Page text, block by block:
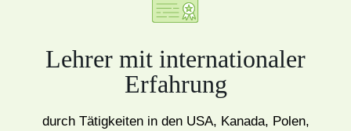
Lehrer mit internationaler
Erfahrung
durch Tätigkeiten in den USA, Kanada, Polen,